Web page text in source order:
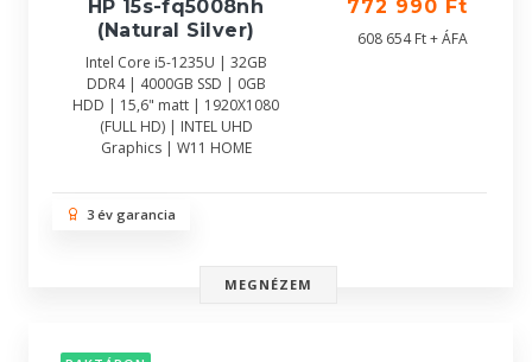
HP 15s-fq5008nh
(Natural Silver)
Intel Core i5-1235U | 32GB
DDR4 | 4000GB SSD | 0GB
HDD | 15,6" matt | 1920X1080
(FULL HD) | INTEL UHD
Graphics | W11 HOME
772 990 Ft
608 654 Ft + ÁFA
3 év garancia
MEGNÉZEM